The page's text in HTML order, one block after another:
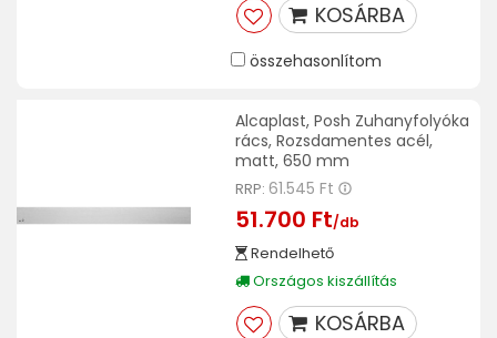
KOSÁRBA
összehasonlítom
Alcaplast, Posh Zuhanyfolyóka
rács, Rozsdamentes acél,
matt, 650 mm
RRP: 61.545 Ft
51.700 Ft/db
Rendelhető
Országos kiszállítás
KOSÁRBA